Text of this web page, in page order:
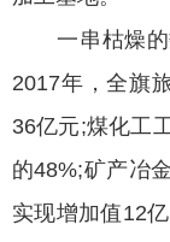
一串枯燥的
2017年，全旗
36亿元;煤化工
的48%;矿产冶
实现增加值12